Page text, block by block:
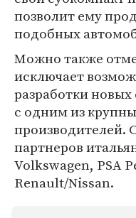
позволит ему
подобных
Можно также
исключает
разработки
с одним из
производителей.
партнеров
Volkswagen, PSA
Renault/Nissan.